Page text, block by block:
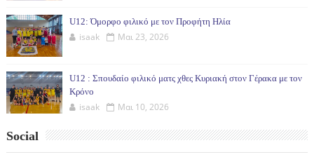
U12: Όμορφο φιλικό με τον Προφήτη Ηλία
isaak Μαι 23, 2026
U12 : Σπουδαίο φιλικό ματς χθες Κυριακή στον Γέρακα με τον
Κρόνο
isaak Μαι 10, 2026
Social